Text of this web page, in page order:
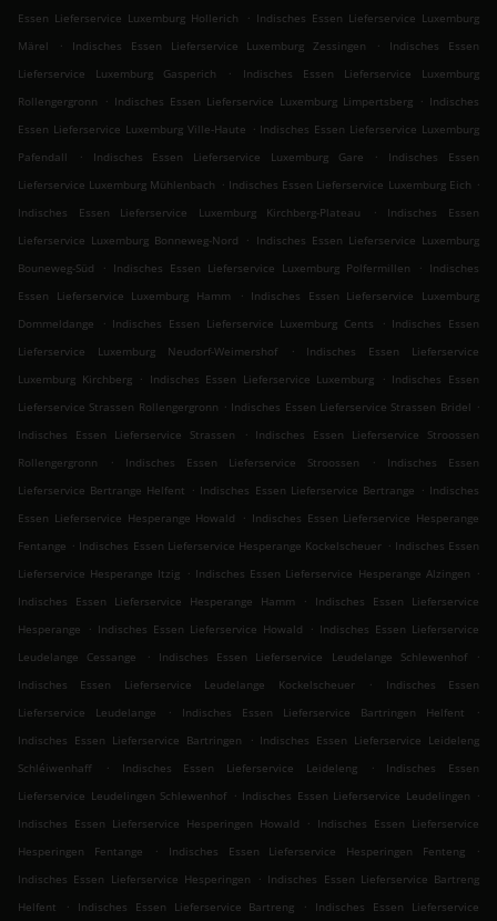
Essen Lieferservice Luxemburg Hollerich
. Indisches Essen Lieferservice Luxemburg
Märel
. Indisches Essen Lieferservice Luxemburg Zessingen .
Indisches Essen
Lieferservice Luxemburg Gasperich
.
Indisches Essen Lieferservice Luxemburg
Rollengergronn
. Indisches Essen Lieferservice Luxemburg Limpertsberg . Indisches
Essen Lieferservice Luxemburg Ville-Haute . Indisches Essen Lieferservice Luxemburg
Pafendall
. Indisches Essen Lieferservice Luxemburg Gare .
Indisches Essen
Lieferservice Luxemburg Mühlenbach . Indisches Essen Lieferservice Luxemburg Eich .
Indisches Essen Lieferservice Luxemburg Kirchberg-Plateau
.
Indisches Essen
Lieferservice Luxemburg Bonneweg-Nord
. Indisches Essen Lieferservice Luxemburg
Bouneweg-Süd
. Indisches Essen Lieferservice Luxemburg Polfermillen . Indisches
Essen Lieferservice Luxemburg Hamm
. Indisches Essen Lieferservice Luxemburg
Dommeldange
. Indisches Essen Lieferservice Luxemburg Cents . Indisches Essen
Lieferservice Luxemburg Neudorf-Weimershof
.
Indisches Essen Lieferservice
Luxemburg Kirchberg
. Indisches Essen Lieferservice Luxemburg . Indisches Essen
Lieferservice Strassen Rollengergronn . Indisches Essen Lieferservice Strassen Bridel .
Indisches Essen Lieferservice Strassen
. Indisches Essen Lieferservice Stroossen
Rollengergronn
. Indisches Essen Lieferservice Stroossen .
Indisches Essen
Lieferservice Bertrange Helfent . Indisches Essen Lieferservice Bertrange . Indisches
Essen Lieferservice Hesperange Howald
. Indisches Essen Lieferservice Hesperange
Fentange . Indisches Essen Lieferservice Hesperange Kockelscheuer . Indisches Essen
Lieferservice Hesperange Itzig . Indisches Essen Lieferservice Hesperange Alzingen .
Indisches Essen Lieferservice Hesperange Hamm
.
Indisches Essen Lieferservice
Hesperange
. Indisches Essen Lieferservice Howald . Indisches Essen Lieferservice
Leudelange Cessange
. Indisches Essen Lieferservice Leudelange Schlewenhof
.
Indisches Essen Lieferservice Leudelange Kockelscheuer
.
Indisches Essen
Lieferservice Leudelange
. Indisches Essen Lieferservice Bartringen Helfent
.
Indisches Essen Lieferservice Bartringen
. Indisches Essen Lieferservice Leideleng
Schléiwenhaff
. Indisches Essen Lieferservice Leideleng .
Indisches Essen
Lieferservice Leudelingen Schlewenhof . Indisches Essen Lieferservice Leudelingen .
Indisches Essen Lieferservice Hesperingen Howald
. Indisches Essen Lieferservice
Hesperingen Fentange
. Indisches Essen Lieferservice Hesperingen Fenteng
.
Indisches Essen Lieferservice Hesperingen
. Indisches Essen Lieferservice Bartreng
Helfent
. Indisches Essen Lieferservice Bartreng .
Indisches Essen Lieferservice